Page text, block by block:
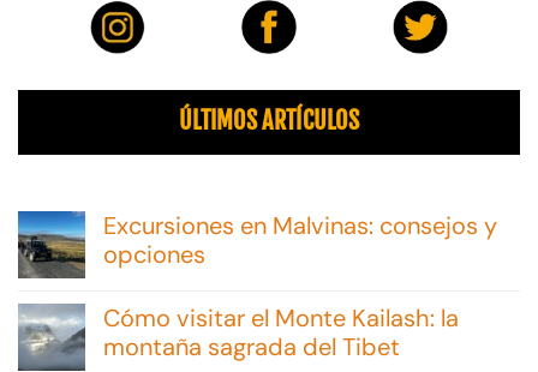
ÚLTIMOS ARTÍCULOS
Excursiones en Malvinas: consejos y
opciones
hay
comentarios
en
Excursiones
Cómo visitar el Monte Kailash: la
montaña sagrada del Tibet